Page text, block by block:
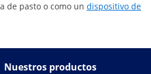
de pasto o como un dispositivo de
Nuestros productos